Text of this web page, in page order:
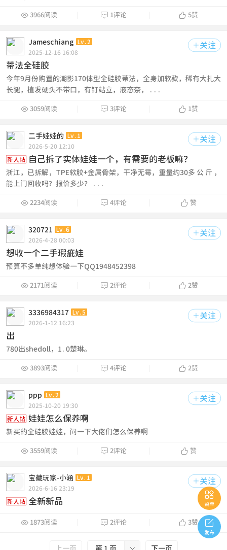
 3966阅读  1评论  5赞
 关注
Jameschiang
Lv.2
2025-12-16 16:08
蒂法全硅胶
今年9月份购置的潮影170体型全硅胶蒂法，全身加软款，稀有大扎大
长腿，植发硬头不带口，有钉站立，液态奈， ...
 3059阅读  3评论  1赞
 关注
二手娃娃的 Lv.1
2026-5-20 12:10
新人帖 自己拆了实体娃娃一个，有需要的老板嘛？
浙江，已拆解，TPE软胶+金属骨架，干净无霉，重量约30多 公 斤 ，
能上门回收吗？报价多少？ ...
 2234阅读  4评论  赞
 关注
320721
Lv.6
2026-4-28 00:03
想收一个二手瑕疵娃
预算不多单纯想体验一下QQ1948452398
 2171阅读  2评论  2赞
 关注
3336984317 Lv.5
2026-1-12 16:23
出
780出shedoll，1.0楚琳。
 3893阅读  4评论  2赞
 关注
ppp
Lv.2
2025-10-20 19:30
新人帖 娃娃怎么保养啊
新买的全硅胶娃娃，问一下大佬们怎么保养啊
 3559阅读  2评论  赞
 关注
宝藏玩家-小涵
Lv.1
2026-6-16 23:19
新人帖 全新新品
 1873阅读  2评论  3赞
上一页 
第 1 页 下一页

菜单

发布